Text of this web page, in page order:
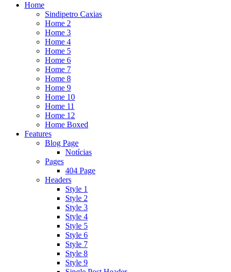
Home
Sindipetro Caxias
Home 2
Home 3
Home 4
Home 5
Home 6
Home 7
Home 8
Home 9
Home 10
Home 11
Home 12
Home Boxed
Features
Blog Page
Notícias
Pages
404 Page
Headers
Style 1
Style 2
Style 3
Style 4
Style 5
Style 6
Style 7
Style 8
Style 9